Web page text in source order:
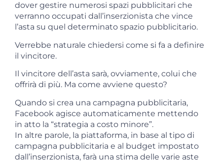
dover gestire numerosi spazi pubblicitari che
verranno occupati dall’inserzionista che vince
l’asta su quel determinato spazio pubblicitario.
Verrebbe naturale chiedersi come si fa a definire
il vincitore.
Il vincitore dell’asta sarà, ovviamente, colui che
offrirà di più. Ma come avviene questo?
Quando si crea una campagna pubblicitaria,
Facebook agisce automaticamente mettendo
in atto la “strategia a costo minore”.
In altre parole, la piattaforma, in base al tipo di
campagna pubblicitaria e al budget impostato
dall’inserzionista, farà una stima delle varie aste